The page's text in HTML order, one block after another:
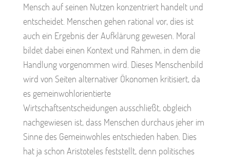
Mensch auf seinen Nutzen konzentriert handelt und
entscheidet. Menschen gehen rational vor, dies ist
auch ein Ergebnis der Aufklärung gewesen. Moral
bildet dabei einen Kontext und Rahmen, in dem die
Handlung vorgenommen wird. Dieses Menschenbild
wird von Seiten alternativer Ökonomen kritisiert, da
es gemeinwohlorientierte
Wirtschaftsentscheidungen ausschließt, obgleich
nachgewiesen ist, dass Menschen durchaus jeher im
Sinne des Gemeinwohles entschieden haben. Dies
hat ja schon Aristoteles feststellt, denn politisches